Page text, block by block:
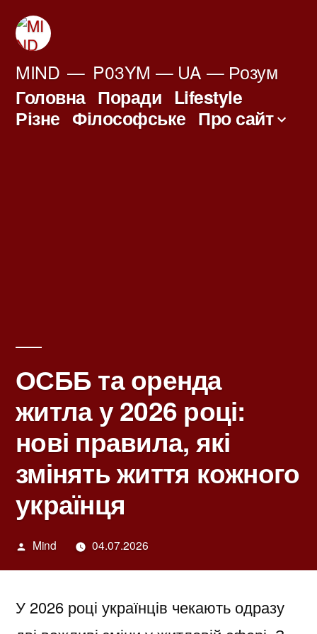
Перейти
до
вмісту
MIND P03YM — UA — Розум
Головна Поради Lifestyle
Різне Філософське Про сайт
ОСББ та оренда
житла у 2026 році:
нові правила, які
змінять життя кожного
українця
Написано
Mind 04.07.2026
У 2026 році українців чекають одразу